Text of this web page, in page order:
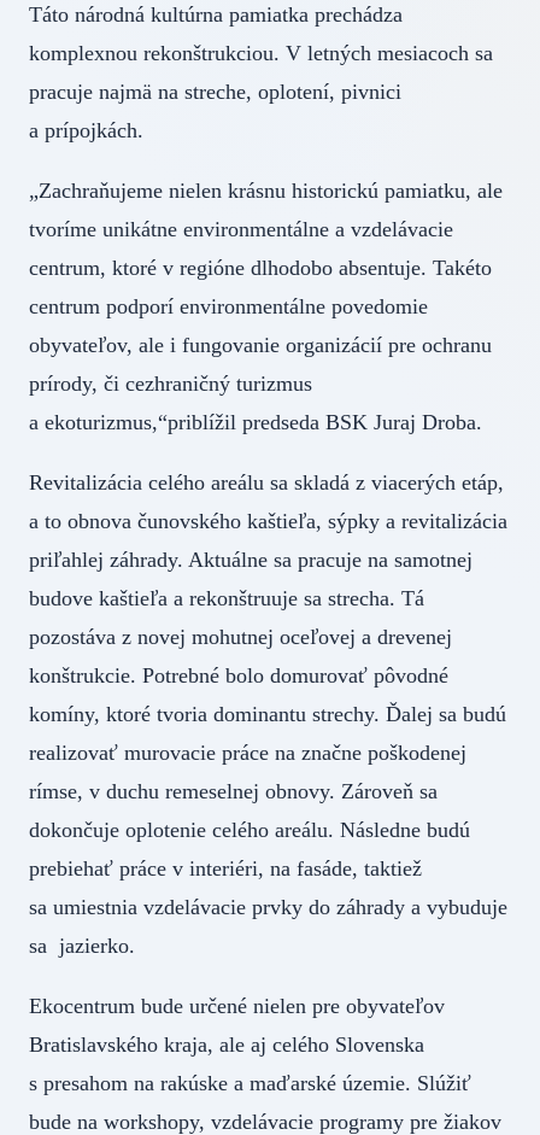
Táto národná kultúrna pamiatka prechádza
komplexnou rekonštrukciou. V letných mesiacoch sa
pracuje najmä na streche, oplotení, pivnici
a prípojkách.
„Zachraňujeme nielen krásnu historickú pamiatku, ale
tvoríme unikátne environmentálne a vzdelávacie
centrum, ktoré v regióne dlhodobo absentuje. Takéto
centrum podporí environmentálne povedomie
obyvateľov, ale i fungovanie organizácií pre ochranu
prírody, či cezhraničný turizmus
a ekoturizmus,“priblížil predseda BSK Juraj Droba.
Revitalizácia celého areálu sa skladá z viacerých etáp,
a to obnova čunovského kaštieľa, sýpky a revitalizácia
priľahlej záhrady. Aktuálne sa pracuje na samotnej
budove kaštieľa a rekonštruuje sa strecha. Tá
pozostáva z novej mohutnej oceľovej a drevenej
konštrukcie. Potrebné bolo domurovať pôvodné
komíny, ktoré tvoria dominantu strechy. Ďalej sa budú
realizovať murovacie práce na značne poškodenej
rímse, v duchu remeselnej obnovy. Zároveň sa
dokončuje oplotenie celého areálu. Následne budú
prebiehať práce v interiéri, na fasáde, taktiež
sa umiestnia vzdelávacie prvky do záhrady a vybuduje
sa jazierko.
Ekocentrum bude určené nielen pre obyvateľov
Bratislavského kraja, ale aj celého Slovenska
s presahom na rakúske a maďarské územie. Slúžiť
bude na workshopy, vzdelávacie programy pre žiakov